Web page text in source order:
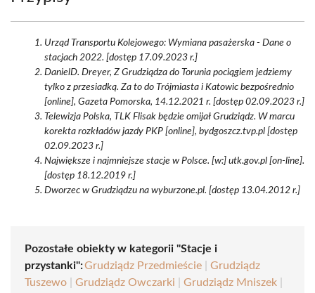
Urząd Transportu Kolejowego: Wymiana pasażerska - Dane o
stacjach 2022. [dostęp 17.09.2023 r.]
DanielD. Dreyer, Z Grudziądza do Torunia pociągiem jedziemy
tylko z przesiadką. Za to do Trójmiasta i Katowic bezpośrednio
[online], Gazeta Pomorska, 14.12.2021 r. [dostęp 02.09.2023 r.]
Telewizja Polska, TLK Flisak będzie omijał Grudziądz. W marcu
korekta rozkładów jazdy PKP [online], bydgoszcz.tvp.pl [dostęp
02.09.2023 r.]
Największe i najmniejsze stacje w Polsce. [w:] utk.gov.pl [on-line].
[dostęp 18.12.2019 r.]
Dworzec w Grudziądzu na wyburzone.pl. [dostęp 13.04.2012 r.]
Pozostałe obiekty w kategorii "Stacje i
przystanki":Grudziądz Przedmieście
Grudziądz
Tuszewo
Grudziądz Owczarki Grudziądz Mniszek